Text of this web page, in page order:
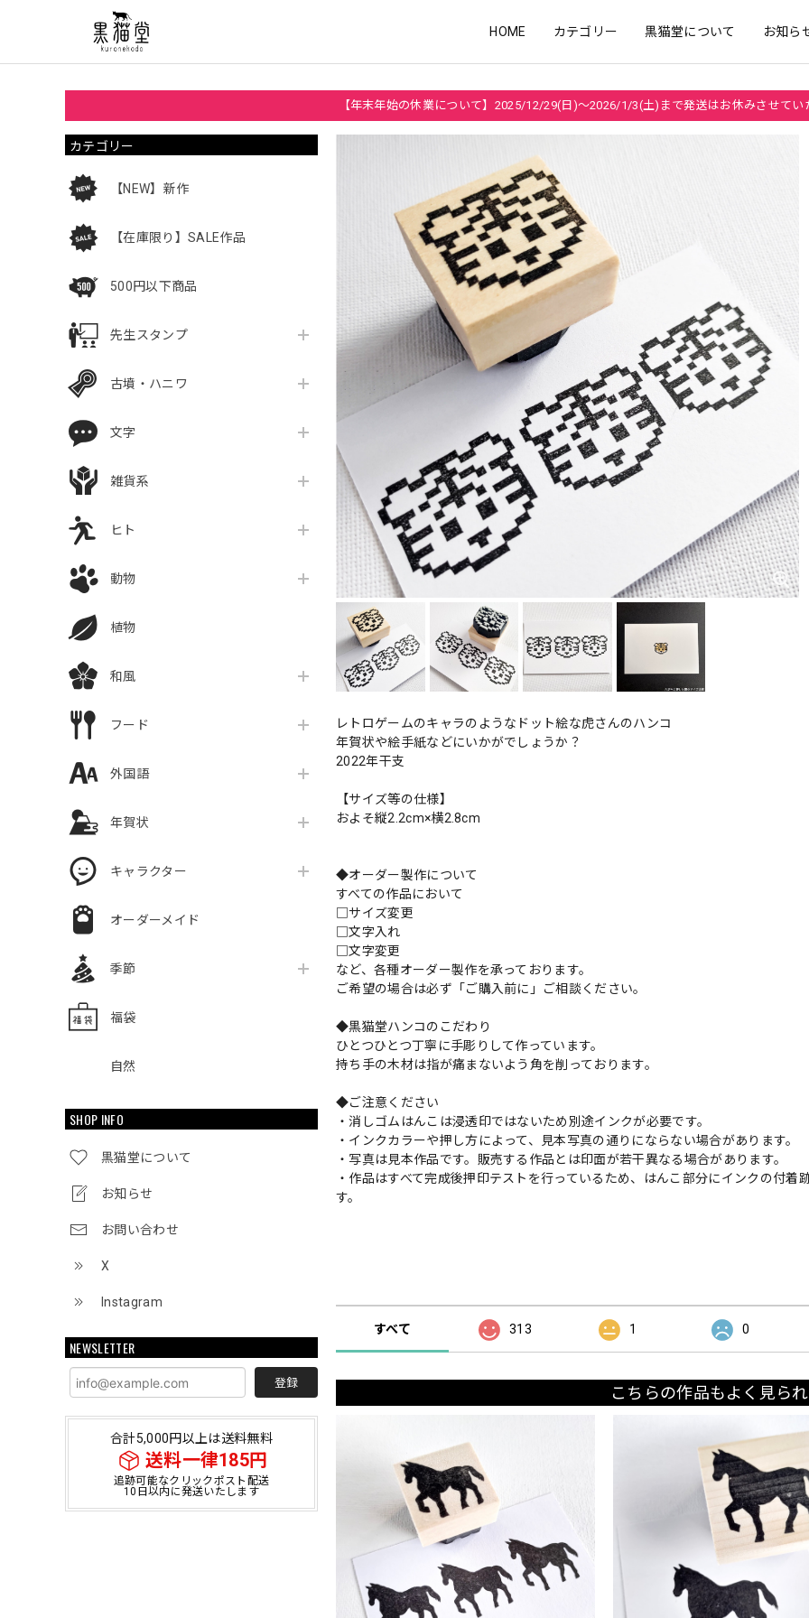
HOME カテゴリー 黒猫堂について お知ら
【年末年始の休業について】2025/12/29(日)～2026/1/3(土)まで発送はお休みさせてい
カテゴリー
【NEW】新作
【在庫限り】SALE作品
500円以下商品
先生スタンプ
古墳・ハニワ
文字
雑貨系
ヒト
動物
植物
和風
フード
外国語
年賀状
キャラクター
オーダーメイド
季節
福袋
自然
SHOP INFO
黒猫堂について
お知らせ
お問い合わせ
X
Instagram
NEWSLETTER
登録
合計5,000円以上は送料無料
送料一律185円
追跡可能なクリックポスト配送
10日以内に発送いたします
レトロゲームのキャラのようなドット絵な虎さんのハンコ
年賀状や絵手紙などにいかがでしょうか？
2022年干支
【サイズ等の仕様】
およそ縦2.2cm×横2.8cm
◆オーダー製作について
すべての作品において
□サイズ変更
□文字入れ
□文字変更
など、各種オーダー製作を承っております。
ご希望の場合は必ず「ご購入前に」ご相談ください。
◆黒猫堂ハンコのこだわり
ひとつひとつ丁寧に手彫りして作っています。
持ち手の木材は指が痛まないよう角を削っております。
◆ご注意ください
・消しゴムはんこは浸透印ではないため別途インクが必要です。
・インクカラーや押し方によって、見本写真の通りにならない場合があります。
・写真は見本作品です。販売する作品とは印面が若干異なる場合があります。
・作品はすべて完成後押印テストを行っているため、はんこ部分にインクの付
す。
すべて 313 1 0
こちらの作品もよく見ら